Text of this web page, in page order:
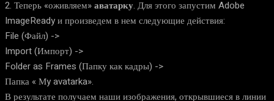
2. Теперь «оживляем»аватарку. Для этого запустим Adobe
ImageReady и произведем в нем следующие действия:
File (Файл) ->
Import (Импорт) ->
Folder as Frames (Папку как кадры) ->
Папка « Мy avatarka».
В результате получаем наши изображения, открывшиеся в линии